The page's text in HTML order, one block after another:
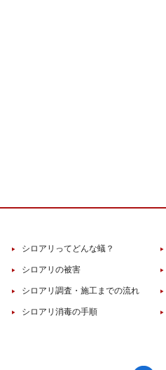
シロアリってどんな蟻？
シロアリの被害
シロアリ調査・施工までの流れ
シロアリ消毒の手順